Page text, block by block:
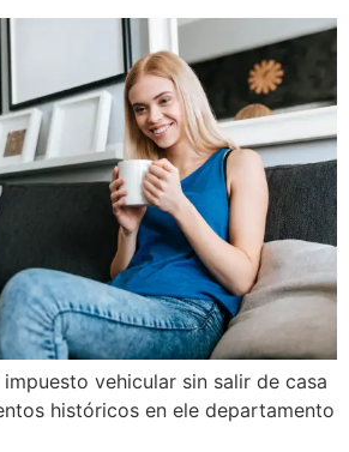
vehicular sin salir de casa
históricos en ele departamento